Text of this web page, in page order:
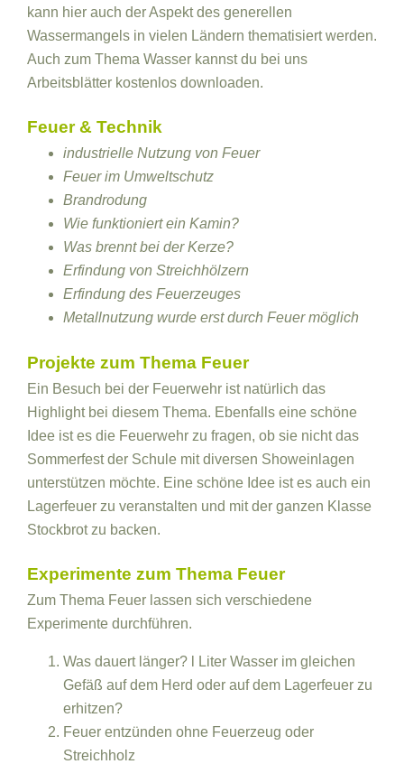
kann hier auch der Aspekt des generellen
Wassermangels in vielen Ländern thematisiert werden.
Auch zum Thema Wasser kannst du bei uns
Arbeitsblätter kostenlos downloaden.
Feuer & Technik
industrielle Nutzung von Feuer
Feuer im Umweltschutz
Brandrodung
Wie funktioniert ein Kamin?
Was brennt bei der Kerze?
Erfindung von Streichhölzern
Erfindung des Feuerzeuges
Metallnutzung wurde erst durch Feuer möglich
Projekte zum Thema Feuer
Ein Besuch bei der Feuerwehr ist natürlich das
Highlight bei diesem Thema. Ebenfalls eine schöne
Idee ist es die Feuerwehr zu fragen, ob sie nicht das
Sommerfest der Schule mit diversen Showeinlagen
unterstützen möchte. Eine schöne Idee ist es auch ein
Lagerfeuer zu veranstalten und mit der ganzen Klasse
Stockbrot zu backen.
Experimente zum Thema Feuer
Zum Thema Feuer lassen sich verschiedene
Experimente durchführen.
Was dauert länger? l Liter Wasser im gleichen
Gefäß auf dem Herd oder auf dem Lagerfeuer zu
erhitzen?
Feuer entzünden ohne Feuerzeug oder
Streichholz